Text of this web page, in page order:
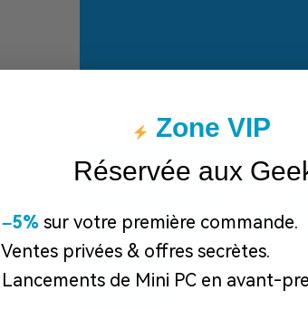
-70€
Zone VIP
Réservée aux
–5% sur votre première commande.
Ventes privées & offres secrètes.
Lancements de Mini PC en avant-